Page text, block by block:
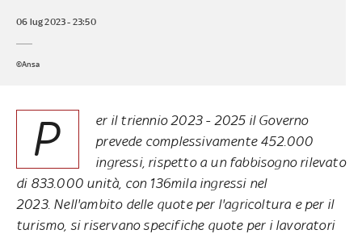
06 lug 2023 - 23:50
©Ansa
P
er il triennio 2023 - 2025 il Governo
prevede complessivamente 452.000
ingressi, rispetto a un fabbisogno rilevato
di 833.000 unità, con 136mila ingressi nel
2023. Nell'ambito delle quote per l'agricoltura e per il
turismo, si riservano specifiche quote per i lavoratori